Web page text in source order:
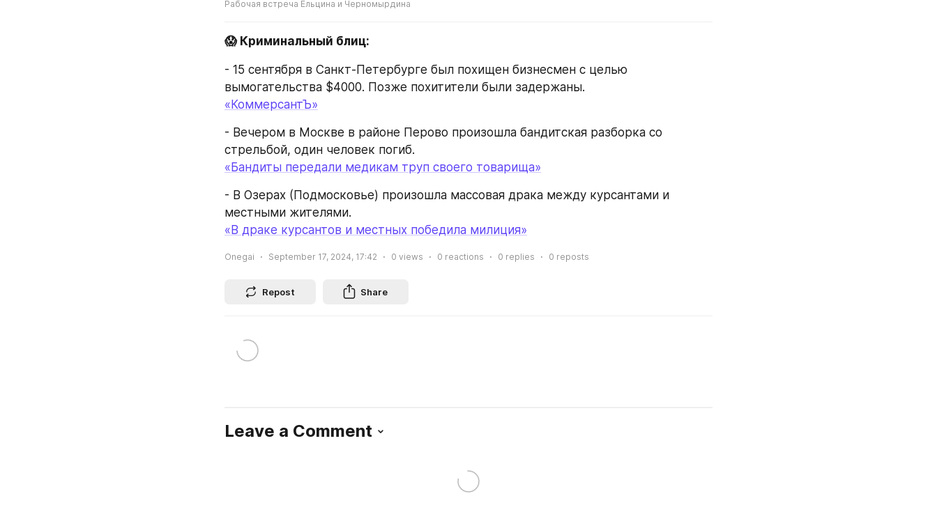
Рабочая встреча Ельцина и Черномырдина
😱 Криминальный блиц:
- 15 сентября в Санкт-Петербурге был похищен бизнесмен с целью
вымогательства $4000. Позже похитители были задержаны.
«КоммерсантЪ»
- Вечером в Москве в районе Перово произошла бандитская разборка со
стрельбой, один человек погиб.
«Бандиты передали медикам труп своего товарища»
- В Озерах (Подмосковье) произошла массовая драка между курсантами и
местными жителями.
«В драке курсантов и местных победила милиция»
Onegai September 17, 2024, 17:42 0 views 0 reactions 0 replies 0 reposts
Repost Share
Leave a Comment